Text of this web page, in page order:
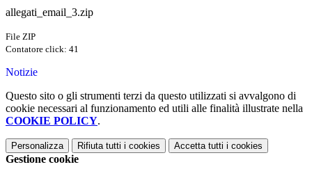
allegati_email_3.zip
File ZIP
Contatore click: 41
Notizie
Questo sito o gli strumenti terzi da questo utilizzati si avvalgono di
cookie necessari al funzionamento ed utili alle finalità illustrate nella
COOKIE POLICY.
Personalizza Rifiuta tutti i cookies Accetta tutti i cookies
Gestione cookie